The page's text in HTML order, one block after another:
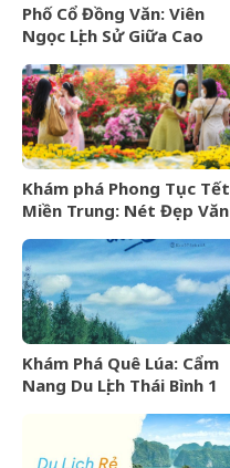
Phố Cổ Đồng Văn: Viên
Ngọc Lịch Sử Giữa Cao
Khám phá Phong Tục Tết
Miền Trung: Nét Đẹp Văn
Khám Phá Quê Lúa: Cẩm
Nang Du Lịch Thái Bình 1